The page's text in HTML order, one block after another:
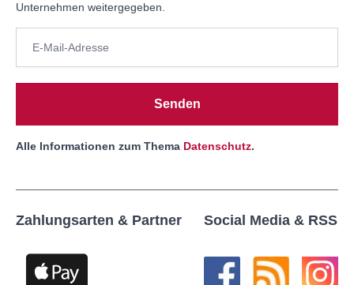
Unternehmen weitergegeben.
Senden
Alle Informationen zum Thema Datenschutz.
Zahlungsarten & Partner Social Media & RSS